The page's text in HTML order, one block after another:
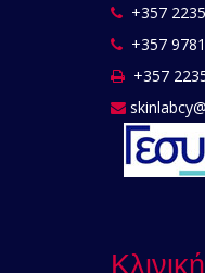
+357
+357
+357
Κλινική